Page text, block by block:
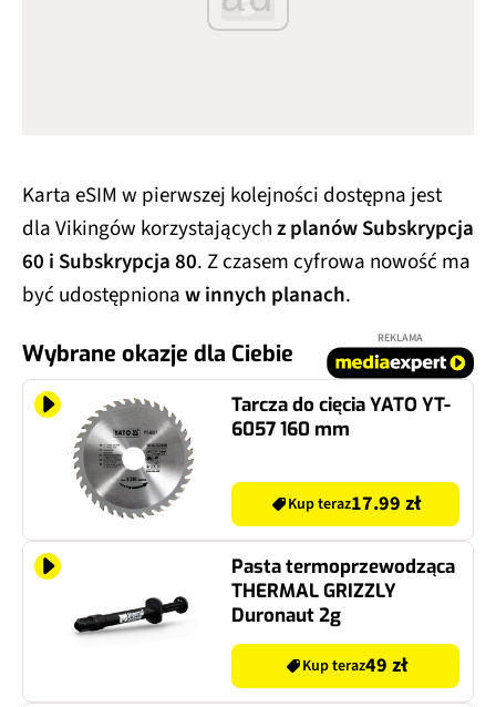
Karta eSIM w pierwszej kolejności dostępna jest
dla Vikingów korzystającychz planów Subskrypcja
60 i Subskrypcja 80. Z czasem cyfrowa nowość ma
być udostępnionaw innych planach.
Wybrane okazje dla Ciebie
REKLAMA
Tarcza do cięcia YATO YT-
6057 160 mm
Kup teraz17.99 zł
Pasta termoprzewodząca
THERMAL GRIZZLY
Duronaut 2g
Kup teraz49 zł